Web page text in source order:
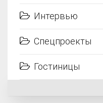
Интервью
Спецпроекты
Гостиницы